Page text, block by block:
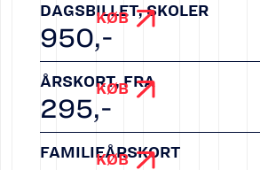
DAGSBILLET, SKOLER
950,-
KØB
ÅRSKORT, FRA
295,-
KØB
FAMILIEÅRSKORT
KØB